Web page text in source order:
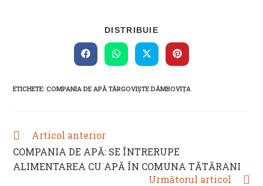
DISTRIBUIE
THIS
CONTENT
Opens
in
window
Opens
in
window
Opens
in
window
Opens
in
window
ETICHETE:COMPANIA DE APĂ TÂRGOVIȘTE DÂMBOVIȚA
READ
ARTICLES
Articol anterior
COMPANIA DE APĂ: SE ÎNTRERUPE
ALIMENTAREA CU APĂ ÎN COMUNA TĂTĂRANI
Următorul articol